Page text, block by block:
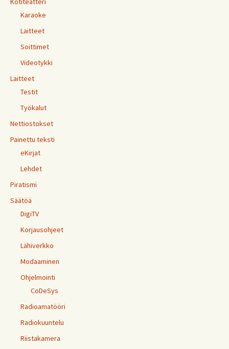
Karaoke
Laitteet
Soittimet
Videotykki
Laitteet
Testit
Työkalut
Nettiostokset
Painettu teksti
eKirjat
Lehdet
Piratismi
Säätöä
DigiTV
Korjausohjeet
Lähiverkko
Modaaminen
Ohjelmointi
CoDeSys
Radioamatööri
Radiokuuntelu
Riistakamera